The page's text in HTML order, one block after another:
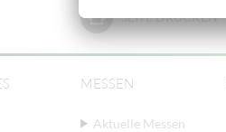
SEITE DRUCKEN
MESSEN
Aktuelle Messen